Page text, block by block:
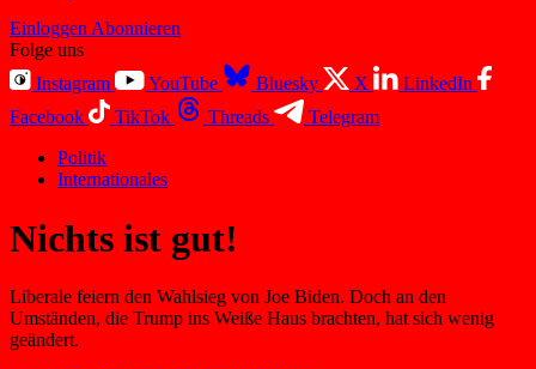
Einloggen Abonnieren
Folge uns
Instagram
YouTube Bluesky X
LinkedIn
Facebook
TikTok Threads
Telegram
Politik
Internationales
Nichts ist gut!
Liberale feiern den Wahlsieg von Joe Biden. Doch an den
Umständen, die Trump ins Weiße Haus brachten, hat sich wenig
geändert.